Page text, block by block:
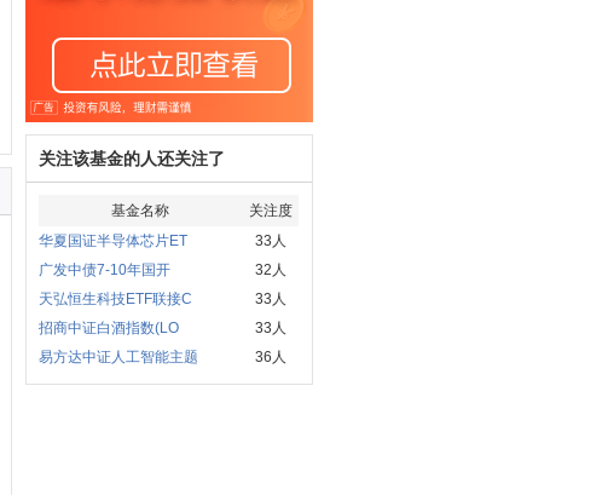
关注该基金的人还关注了
基金名称
关注度
华夏国证半导体芯片ET
33人
广发中债7-10年国开
32人
天弘恒生科技ETF联接C
33人
招商中证白酒指数(LO
33人
易方达中证人工智能主题
36人